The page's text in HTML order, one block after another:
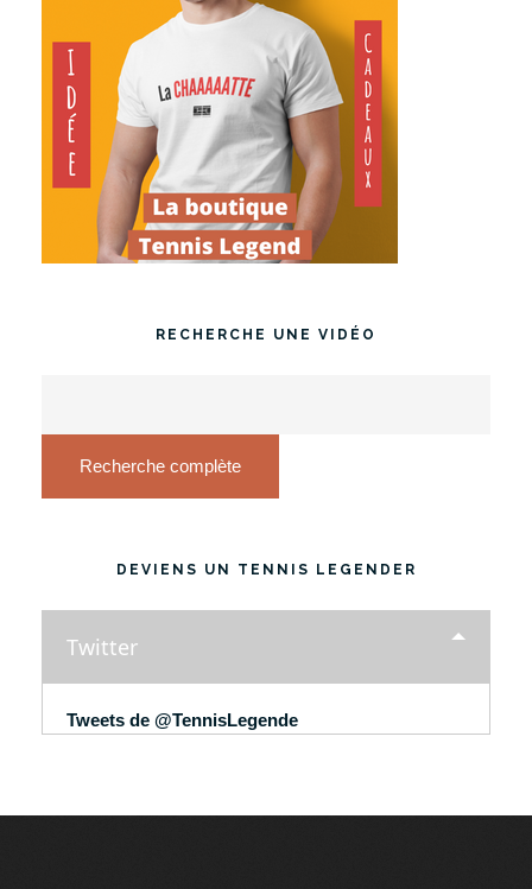
RECHERCHE UNE VIDÉO
Recherche complète
DEVIENS UN TENNIS LEGENDER
Twitter
Tweets de @TennisLegende